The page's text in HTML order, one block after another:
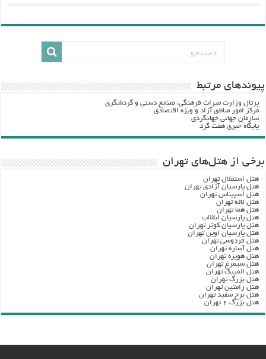
پيوندهاي مرتبط
پرتال وزارت ميراث فرهنگي، صنایع دستی و گردشگري
مرکز امور مناطق آزاد و ویژه اقتصادی
سازمان جهانی جهانگردی
پایگاه خبری هفت گرد
برخی از هتل‌های تهران
هتل استقلال تهران
هتل پارسیان آزادی تهران
هتل اسپیناس تهران
هتل لاله تهران
هتل هما تهران
هتل پارسیان انقلاب
هتل پارسیان کوثر تهران
هتل پارسیان اوین تهران
هتل فردوسی تهران
هتل آساره تهران
هتل هویزه تهران
هتل سیمرغ تهران
هتل المپیک تهران
هتل بزرگ تهران
هتل رامتین تهران
هتل برج سفید تهران
هتل بزرگ ۲ تهران